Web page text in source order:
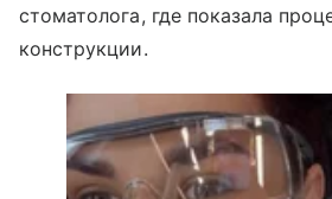
стоматолога, где показала
конструкции.